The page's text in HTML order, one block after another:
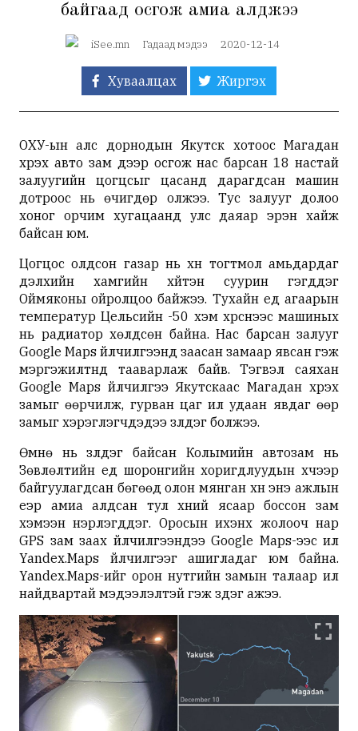
байгаад осгож амиа алджээ
iSee.mn Гадаад мэдээ 2020-12-14
Хуваалцах Жиргэх
ОХУ-ын алс дорнодын Якутск хотоос Магадан
хүрэх авто зам дээр осгож нас барсан 18 настай
залуугийн цогцсыг цасанд дарагдсан машин
дотроос нь өчигдөр олжээ. Тус залууг долоо
хоног орчим хугацаанд улс даяар эрэн хайж
байсан юм.
Цогцос олдсон газар нь хүн тогтмол амьдардаг
дэлхийн хамгийн хүйтэн суурин гэгддэг
Оймяконы ойролцоо байжээ. Тухайн үед агаарын
температур Цельсийн -50 хэм хүрснээс машиных
нь радиатор хөлдсөн байна. Нас барсан залууг
Google Maps үйлчилгээнд заасан замаар явсан гэж
мэргэжилтнүүд тааварлаж байв. Тэгвэл саяхан
Google Maps үйлчилгээ Якутскаас Магадан хүрэх
замыг өөрчилж, гурван цаг илүү удаан явдаг өөр
замыг хэрэглэгчдэдээ үзүүлдэг болжээ.
Өмнө нь үзүүлдэг байсан Колымийн автозам нь
Зөвлөлтийн үед шоронгийн хоригдлуудын хүчээр
байгуулагдсан бөгөөд олон мянган хүн энэ ажлын
үеэр амиа алдсан тул хүний ясаар боссон зам
хэмээн нэрлэгддэг. Оросын ихэнх жолооч нар
GPS зам заах үйлчилгээндээ Google Maps-ээс илүү
Yandex.Maps үйлчилгээг ашигладаг юм байна.
Yandex.Maps-ийг орон нутгийн замын талаар илүү
найдвартай мэдээлэлтэй гэж үздэг ажээ.